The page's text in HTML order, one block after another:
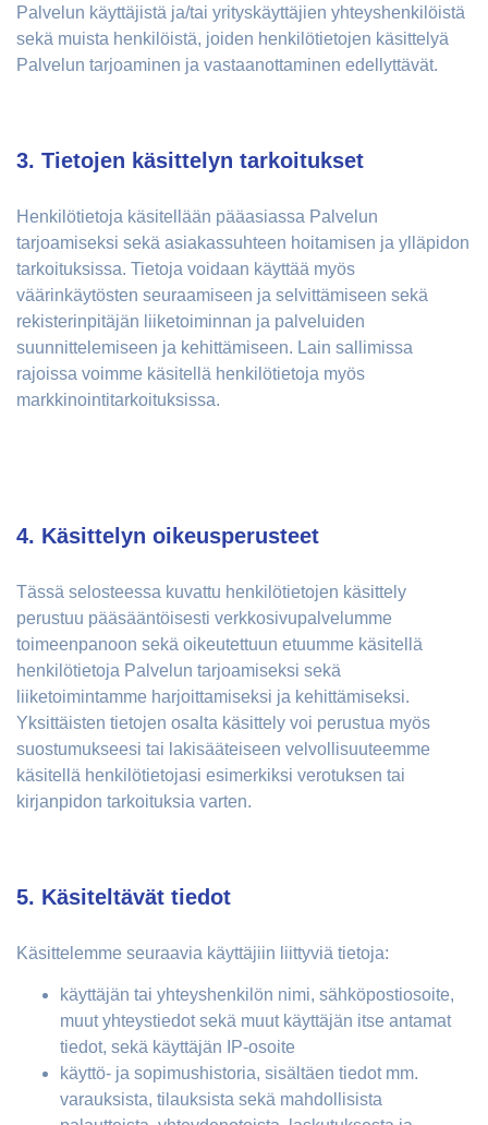
Palvelun käyttäjistä ja/tai yrityskäyttäjien yhteyshenkilöistä
sekä muista henkilöistä, joiden henkilötietojen käsittelyä
Palvelun tarjoaminen ja vastaanottaminen edellyttävät.
3. Tietojen käsittelyn tarkoitukset
Henkilötietoja käsitellään pääasiassa Palvelun
tarjoamiseksi sekä asiakassuhteen hoitamisen ja ylläpidon
tarkoituksissa. Tietoja voidaan käyttää myös
väärinkäytösten seuraamiseen ja selvittämiseen sekä
rekisterinpitäjän liiketoiminnan ja palveluiden
suunnittelemiseen ja kehittämiseen. Lain sallimissa
rajoissa voimme käsitellä henkilötietoja myös
markkinointitarkoituksissa.
4. Käsittelyn oikeusperusteet
Tässä selosteessa kuvattu henkilötietojen käsittely
perustuu pääsääntöisesti verkkosivupalvelumme
toimeenpanoon sekä oikeutettuun etuumme käsitellä
henkilötietoja Palvelun tarjoamiseksi sekä
liiketoimintamme harjoittamiseksi ja kehittämiseksi.
Yksittäisten tietojen osalta käsittely voi perustua myös
suostumukseesi tai lakisääteiseen velvollisuuteemme
käsitellä henkilötietojasi esimerkiksi verotuksen tai
kirjanpidon tarkoituksia varten.
5. Käsiteltävät tiedot
Käsittelemme seuraavia käyttäjiin liittyviä tietoja:
käyttäjän tai yhteyshenkilön nimi, sähköpostiosoite,
muut yhteystiedot sekä muut käyttäjän itse antamat
tiedot, sekä käyttäjän IP-osoite
käyttö- ja sopimushistoria, sisältäen tiedot mm.
varauksista, tilauksista sekä mahdollisista